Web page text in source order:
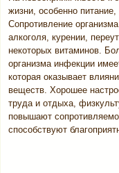
жизни, особенно
Сопротивление
алкоголя, курении,
некоторых витаминов.
организма инфекции
которая оказывает
веществ. Хорошее
труда и отдыха,
повышают
способствуют